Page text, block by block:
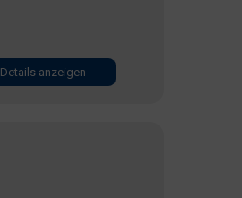
Details anzeigen